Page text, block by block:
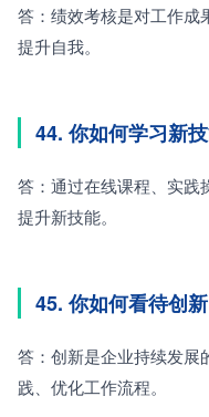
答：绩效考核是对工作成
提升自我。
44. 你如何学习新
答：通过在线课程、实践
提升新技能。
45. 你如何看待创
答：创新是企业持续发展
践、优化工作流程。